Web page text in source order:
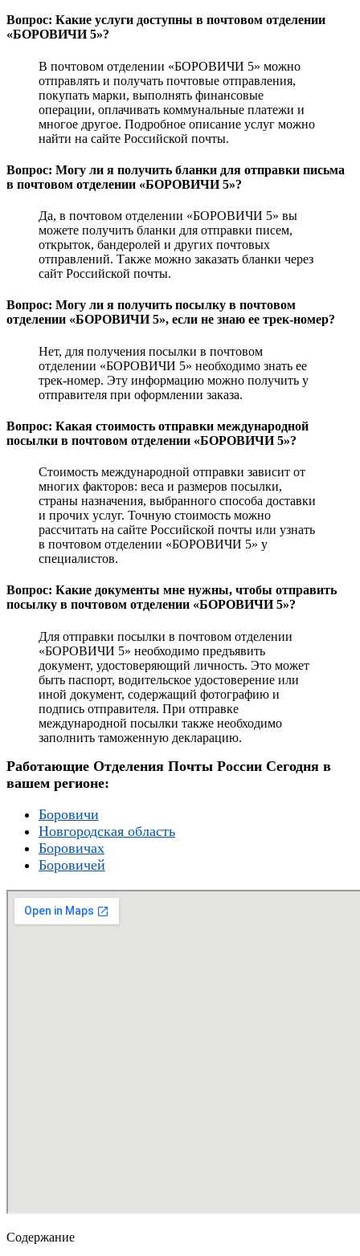
Вопрос: Какие услуги доступны в почтовом отделении
«БОРОВИЧИ 5»?
В почтовом отделении «БОРОВИЧИ 5» можно
отправлять и получать почтовые отправления,
покупать марки, выполнять финансовые
операции, оплачивать коммунальные платежи и
многое другое. Подробное описание услуг можно
найти на сайте Российской почты.
Вопрос: Могу ли я получить бланки для отправки письма
в почтовом отделении «БОРОВИЧИ 5»?
Да, в почтовом отделении «БОРОВИЧИ 5» вы
можете получить бланки для отправки писем,
открыток, бандеролей и других почтовых
отправлений. Также можно заказать бланки через
сайт Российской почты.
Вопрос: Могу ли я получить посылку в почтовом
отделении «БОРОВИЧИ 5», если не знаю ее трек-номер?
Нет, для получения посылки в почтовом
отделении «БОРОВИЧИ 5» необходимо знать ее
трек-номер. Эту информацию можно получить у
отправителя при оформлении заказа.
Вопрос: Какая стоимость отправки международной
посылки в почтовом отделении «БОРОВИЧИ 5»?
Стоимость международной отправки зависит от
многих факторов: веса и размеров посылки,
страны назначения, выбранного способа доставки
и прочих услуг. Точную стоимость можно
рассчитать на сайте Российской почты или узнать
в почтовом отделении «БОРОВИЧИ 5» у
специалистов.
Вопрос: Какие документы мне нужны, чтобы отправить
посылку в почтовом отделении «БОРОВИЧИ 5»?
Для отправки посылки в почтовом отделении
«БОРОВИЧИ 5» необходимо предъявить
документ, удостоверяющий личность. Это может
быть паспорт, водительское удостоверение или
иной документ, содержащий фотографию и
подпись отправителя. При отправке
международной посылки также необходимо
заполнить таможенную декларацию.
Работающие Отделения Почты России Сегодня в
вашем регионе:
Боровичи
Новгородская область
Боровичах
Боровичей
Содержание